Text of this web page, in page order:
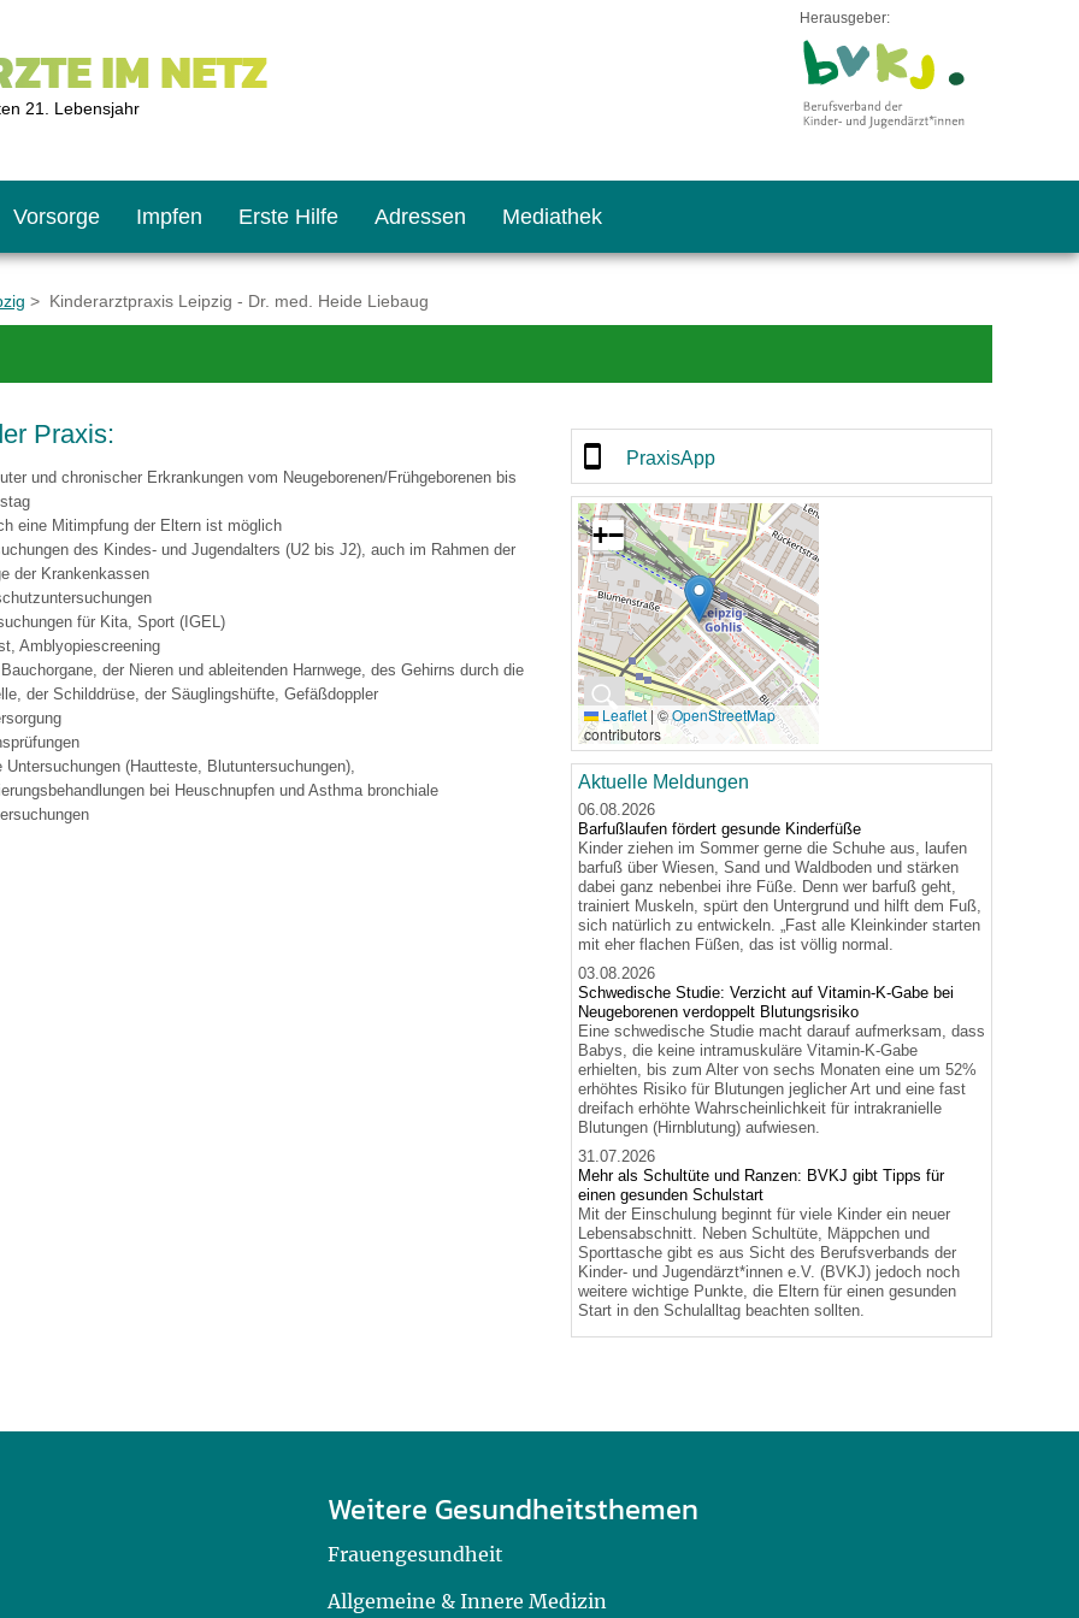
IM NETZ
21. Lebensjahr
Herausgeber:
Vorsorge Impfen Erste Hilfe Adressen Mediathek
Bildschirmmediengebrauch
> Kinderarztpraxis Leipzig - Dr. med. Heide Liebaug
Praxis:
und chronischer Erkrankungen vom Neugeborenen/Frühgeborenen bis
eine Mitimpfung der Eltern ist möglich
des Kindes- und Jugendalters (U2 bis J2), auch im Rahmen der
der Krankenkassen
für Kita, Sport (IGEL)
Amblyopiescreening
der Nieren und ableitenden Harnwege, des Gehirns durch die
der Schilddrüse, der Säuglingshüfte, Gefäßdoppler
Untersuchungen (Hautteste, Blutuntersuchungen),
bei Heuschnupfen und Asthma bronchiale
PraxisApp
🔍
+−
Leaflet |©OpenStreetMap
contributors
Aktuelle Meldungen
06.08.2026
Barfußlaufen fördert gesunde Kinderfüße
Kinder ziehen im Sommer gerne die Schuhe aus, laufen
barfuß über Wiesen, Sand und Waldboden und stärken
dabei ganz nebenbei ihre Füße. Denn wer barfuß geht,
trainiert Muskeln, spürt den Untergrund und hilft dem Fuß,
sich natürlich zu entwickeln. „Fast alle Kleinkinder starten
mit eher flachen Füßen, das ist völlig normal.
03.08.2026
Schwedische Studie: Verzicht auf Vitamin-K-Gabe bei
Neugeborenen verdoppelt Blutungsrisiko
Eine schwedische Studie macht darauf aufmerksam, dass
Babys, die keine intramuskuläre Vitamin-K-Gabe
erhielten, bis zum Alter von sechs Monaten eine um 52%
erhöhtes Risiko für Blutungen jeglicher Art und eine fast
dreifach erhöhte Wahrscheinlichkeit für intrakranielle
Blutungen (Hirnblutung) aufwiesen.
31.07.2026
Mehr als Schultüte und Ranzen: BVKJ gibt Tipps für
einen gesunden Schulstart
Mit der Einschulung beginnt für viele Kinder ein neuer
Lebensabschnitt. Neben Schultüte, Mäppchen und
Sporttasche gibt es aus Sicht des Berufsverbands der
Kinder- und Jugendärzt*innen e.V. (BVKJ) jedoch noch
weitere wichtige Punkte, die Eltern für einen gesunden
Start in den Schulalltag beachten sollten.
Weitere Gesundheitsthemen
Frauengesundheit
Allgemeine & Innere Medizin